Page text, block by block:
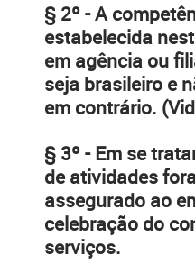
§ 2º - A
estabelecida
em agência ou
seja brasileiro e
em contrário.
§ 3º - Em se
de atividades
assegurado ao
celebração do
serviços.